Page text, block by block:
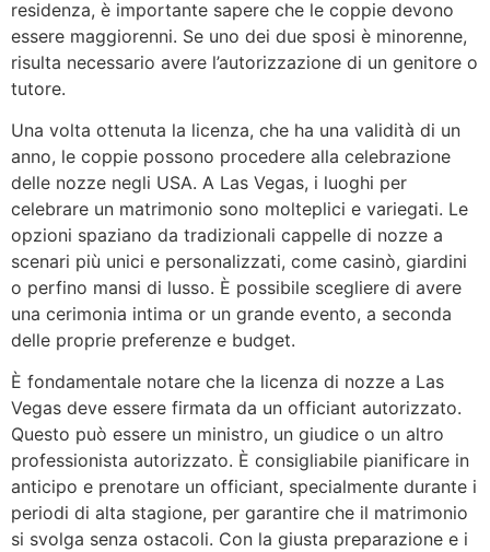
residenza, è importante sapere che le coppie devono
essere maggiorenni. Se uno dei due sposi è minorenne,
risulta necessario avere l’autorizzazione di un genitore o
tutore.
Una volta ottenuta la licenza, che ha una validità di un
anno, le coppie possono procedere alla celebrazione
delle nozze negli USA. A Las Vegas, i luoghi per
celebrare un matrimonio sono molteplici e variegati. Le
opzioni spaziano da tradizionali cappelle di nozze a
scenari più unici e personalizzati, come casinò, giardini
o perfino mansi di lusso. È possibile scegliere di avere
una cerimonia intima or un grande evento, a seconda
delle proprie preferenze e budget.
È fondamentale notare che la licenza di nozze a Las
Vegas deve essere firmata da un officiant autorizzato.
Questo può essere un ministro, un giudice o un altro
professionista autorizzato. È consigliabile pianificare in
anticipo e prenotare un officiant, specialmente durante i
periodi di alta stagione, per garantire che il matrimonio
si svolga senza ostacoli. Con la giusta preparazione e i